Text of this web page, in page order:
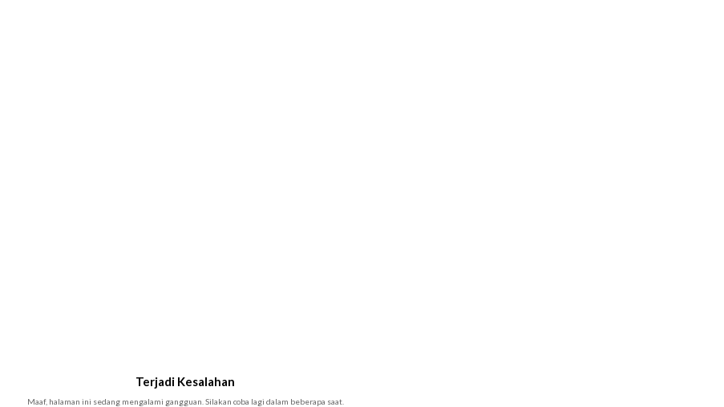
Terjadi Kesalahan
Maaf, halaman ini sedang mengalami gangguan. Silakan coba lagi dalam beberapa saat.